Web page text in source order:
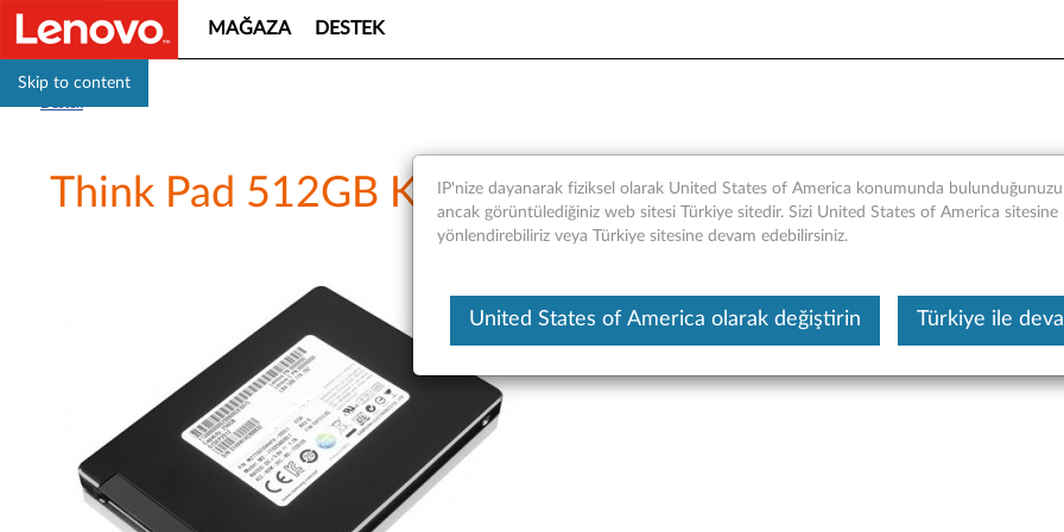
Skip to content
MAĞAZA DESTEK
Think Pad 512GB Katı Hal Sürücüsü - Genel Bakış ve
Bu makine tarafından çevirisi yapılmış
IP'nize dayanarak fiziksel olarak United States of America konumunda
ancak görüntülediğiniz web sitesi Türkiye sitedir. Sizi United States of America sitesine
yönlendirebiliriz veya Türkiye sitesine devam edebilirsiniz.
United States of America olarak değiştirin Türkiye ile